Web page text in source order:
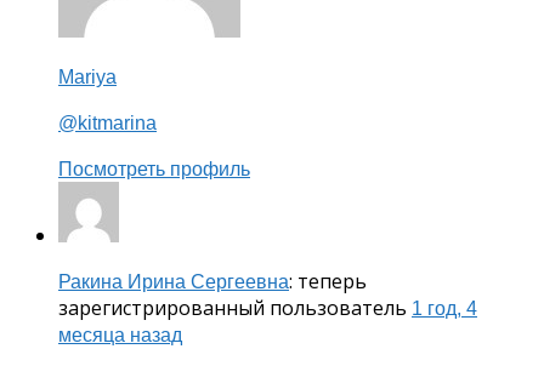
Mariya
@kitmarina
Посмотреть профиль
Ракина Ирина Сергеевна: теперь
зарегистрированный пользователь 1 год, 4
месяца назад